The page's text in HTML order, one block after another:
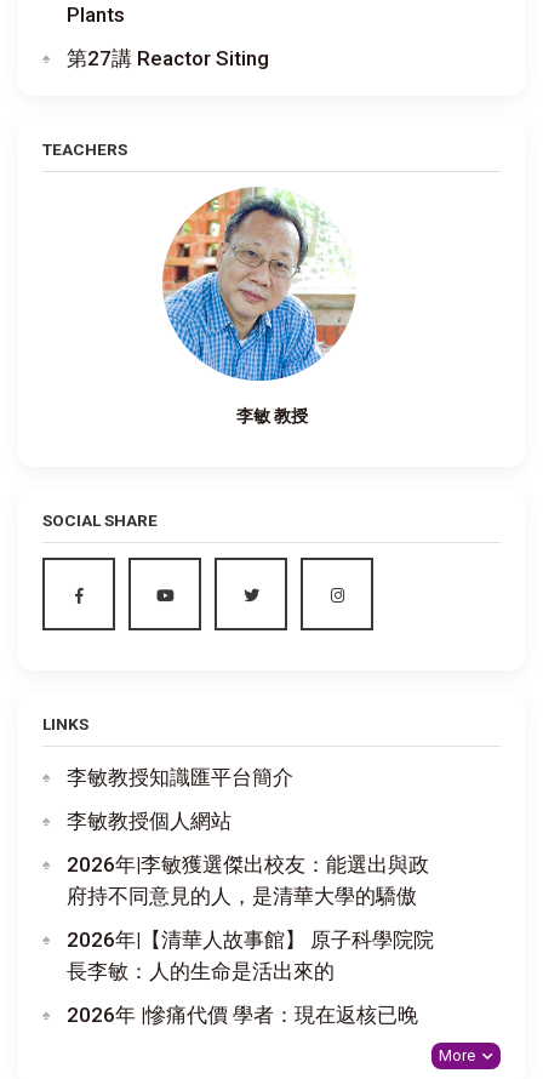
Plants
第27講 Reactor Siting
TEACHERS
李敏 教授
SOCIAL SHARE
LINKS
李敏教授知識匯平台簡介
李敏教授個人網站
2026年|李敏獲選傑出校友：能選出與政
府持不同意見的人，是清華大學的驕傲
2026年|【清華人故事館】 原子科學院院
長李敏：人的生命是活出來的
2026年 |慘痛代價 學者：現在返核已晚
More